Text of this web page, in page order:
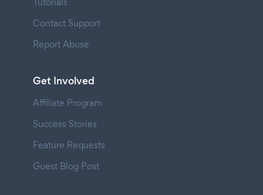
Contact Support
Report Abuse
Get Involved
Affiliate Program
Success Stories
Feature Requests
Guest Blog Post